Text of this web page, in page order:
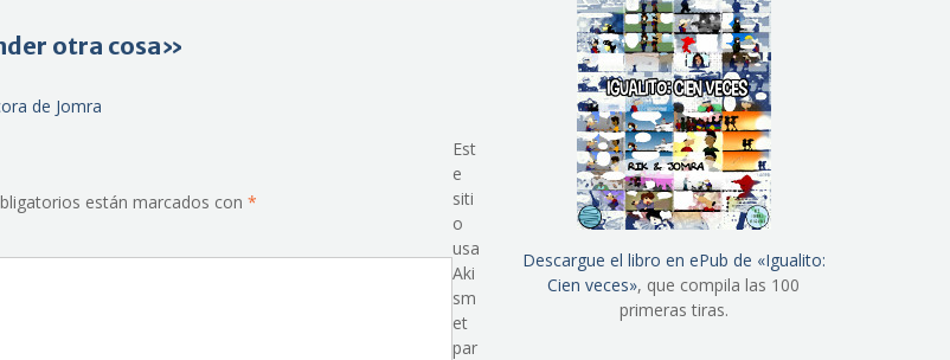
otra cosa»
de Jomra
están marcados con *
Est
e
siti
o
usa
Aki
sm
et
par
Descargue el libro en ePub de «Igualito:
Cien veces», que compila las 100
primeras tiras.